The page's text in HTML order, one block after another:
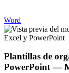
Word
Plantillas de
PowerPoint—